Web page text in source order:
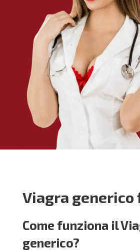
Viagra generico
Come funziona il
generico?